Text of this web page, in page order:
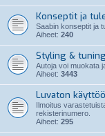
Konseptit ja
Saabin konseptit ja
Aiheet: 240
Styling & tuning
Autoja voi muokata
Aiheet: 3443
Luvaton
Ilmoitus
rekisterinumero.
Aiheet: 295